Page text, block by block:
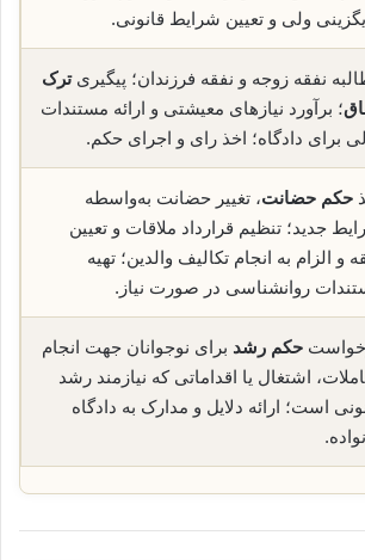
ولی و تعیین شرایط قانونی.
نفقه زوجه و نفقه فرزندان؛ پیگیریترک
؛ برآورد نیازهای معیشتی و ارائه مستندات
برای دادگاه؛ اخذ رای و اجرای حکم.
حکم حضانت، تغییر حضانت به‌واسطه
جدید؛ تنظیم قرارداد ملاقات و تعیین
و الزام به انجام تکالیف والدین؛ تهیه
روانشناسی در صورت نیاز.
حکم رشد برای نوجوانان جهت انجام
اشتغال یا اقداماتی که نیازمند رشد
است؛ ارائه دلایل و مدارک به دادگاه